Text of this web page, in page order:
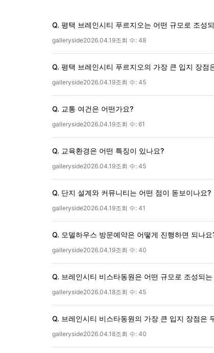
Q. 평택 브레인시티 푸르지오는 어떤 규모로 조성
galleryside2026.04.19조회 수: 48
Q. 평택 브레인시티 푸르지오의 가장 큰 입지 장점
galleryside2026.04.19조회 수: 45
Q. 교통 여건은 어떤가요?
galleryside2026.04.19조회 수: 61
Q. 교육환경은 어떤 특징이 있나요?
galleryside2026.04.19조회 수: 45
Q. 단지 설계와 커뮤니티는 어떤 점이 돋보이나요?
galleryside2026.04.19조회 수: 41
Q. 모델하우스 방문예약은 어떻게 진행하면 되나요
galleryside2026.04.19조회 수: 40
Q. 브레인시티 비스타동원은 어떤 규모로 조성되
galleryside2026.04.18조회 수: 45
Q. 브레인시티 비스타동원의 가장 큰 입지 장점은
galleryside2026.04.18조회 수: 40